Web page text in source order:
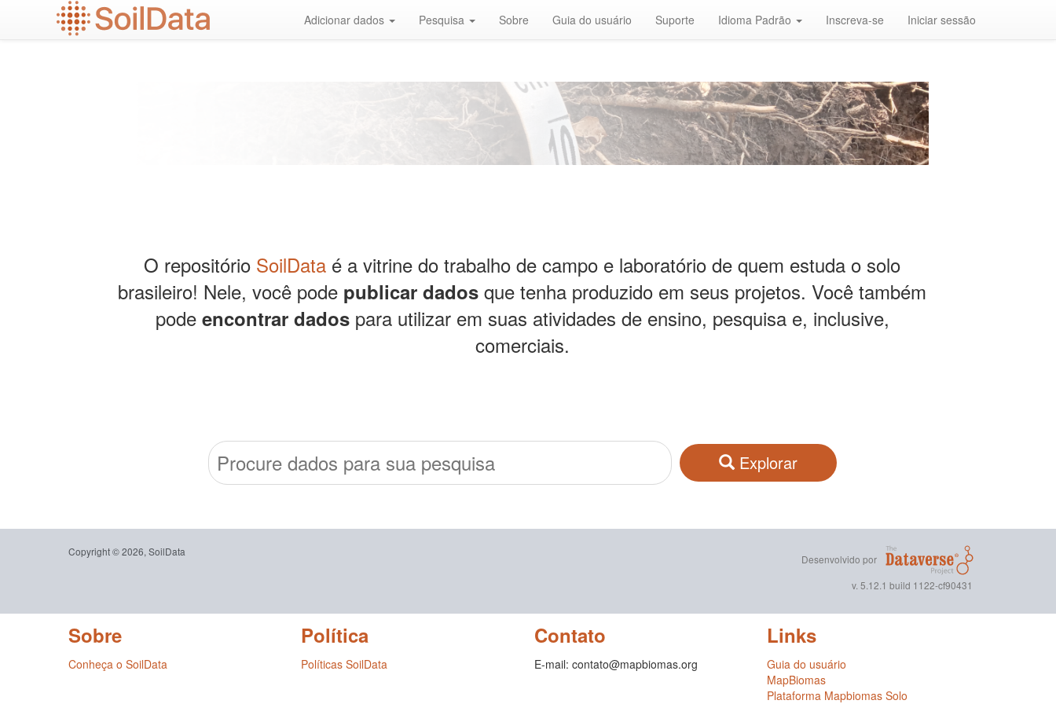
Adicionar dados Pesquisa Sobre Guia do usuário Suporte Idioma Padrão Inscreva-se Iniciar sessão
O repositório SoilData é a vitrine do trabalho de campo e laboratório de quem estuda o solo
brasileiro! Nele, você pode publicar dados que tenha produzido em seus projetos. Você também
pode encontrar dadospara utilizar em suas atividades de ensino, pesquisa e, inclusive,
comerciais.
Explorar
Copyright © 2026, SoilData
Desenvolvido por
v. 5.12.1 build 1122-cf90431
Sobre
Conheça o SoilData
Política
Políticas SoilData
Contato
E-mail: contato@mapbiomas.org
Links
Guia do usuário
MapBiomas
Plataforma Mapbiomas Solo